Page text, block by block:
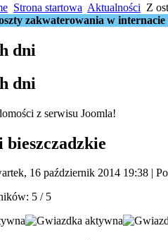
Strona startowa Aktualności Z
zakwaterowania w
dni
dni
z serwisu Joomla!
16 październik 2014 19:38
5 / 5